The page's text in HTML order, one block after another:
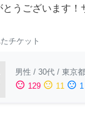
とうございます！
チケット
男性 / 30代 / 東京都
sentiment_satisfied 129 sentiment_neutral 11 sentiment_dissatisfied 1